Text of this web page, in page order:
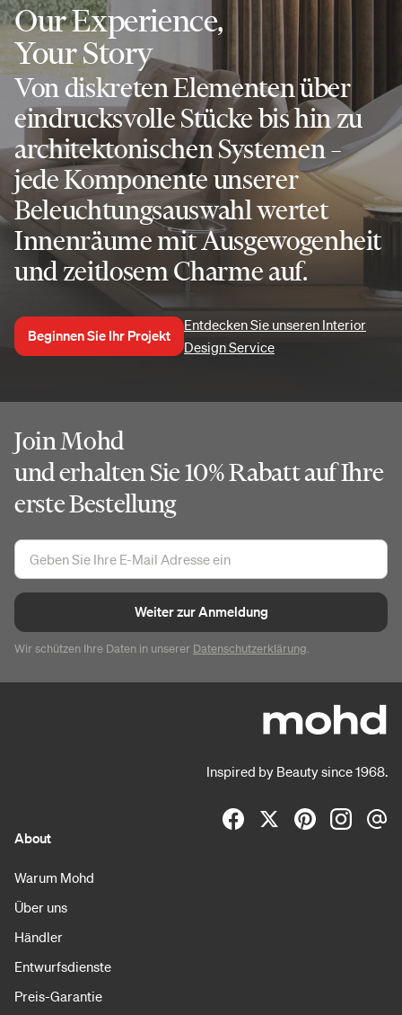
Our Experience,
Your Story
Von diskreten Elementen über
eindrucksvolle Stücke bis hin zu
architektonischen Systemen –
jede Komponente unserer
Beleuchtungsauswahl wertet
Innenräume mit Ausgewogenheit
und zeitlosem Charme auf.
Beginnen Sie Ihr Projekt
Entdecken Sie unseren Interior
Design Service
Join Mohd
und erhalten Sie 10% Rabatt auf Ihre
erste Bestellung
Weiter zur Anmeldung
Wir schützen Ihre Daten in unserer Datenschutzerklärung.
Inspired by Beauty since 1968.
About
Warum Mohd
Über uns
Händler
Entwurfsdienste
Preis-Garantie